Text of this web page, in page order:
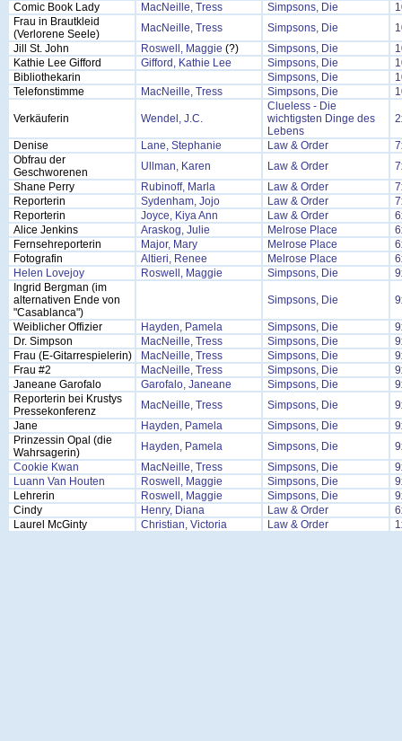
Comic Book Lady
MacNeille, Tress Simpsons, Die
Frau in Brautkleid
(Verlorene Seele)
MacNeille, Tress Simpsons, Die
Jill St. John
Roswell, Maggie (?) Simpsons, Die
Kathie Lee Gifford
Gifford, Kathie Lee Simpsons, Die
Bibliothekarin
Simpsons, Die
Telefonstimme
MacNeille, Tress Simpsons, Die
Verkäuferin Wendel, J.C.
Clueless - Die
wichtigsten Dinge des
Lebens
Denise Lane, Stephanie Law & Order
Obfrau der
Geschworenen
Ullman, Karen Law & Order
Shane Perry
Rubinoff, Marla Law & Order
Reporterin
Sydenham, Jojo Law & Order
Reporterin
Joyce, Kiya Ann Law & Order
Alice Jenkins
Araskog, Julie Melrose Place
Fernsehreporterin
Major, Mary Melrose Place
Fotografin
Altieri, Renee Melrose Place
Helen Lovejoy
Roswell, Maggie Simpsons, Die
Ingrid Bergman (im
alternativen Ende von
"Casablanca")
Simpsons, Die
Weiblicher Offizier Hayden, Pamela Simpsons, Die
Dr. Simpson
MacNeille, Tress Simpsons, Die
Frau (E-Gitarrespielerin)
MacNeille, Tress Simpsons, Die
Frau #2
MacNeille, Tress Simpsons, Die
Janeane Garofalo
Garofalo, Janeane Simpsons, Die
Reporterin bei Krustys
Pressekonferenz
MacNeille, Tress Simpsons, Die
Jane
Hayden, Pamela Simpsons, Die
Prinzessin Opal (die
Wahrsagerin)
Hayden, Pamela Simpsons, Die
Cookie Kwan
MacNeille, Tress Simpsons, Die
Luann Van Houten
Roswell, Maggie Simpsons, Die
Lehrerin
Roswell, Maggie Simpsons, Die
Cindy
Henry, Diana Law & Order
Laurel McGinty
Christian, Victoria Law & Order